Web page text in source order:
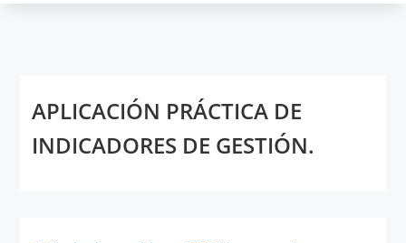
APLICACIÓN PRÁCTICA DE
INDICADORES DE GESTIÓN.